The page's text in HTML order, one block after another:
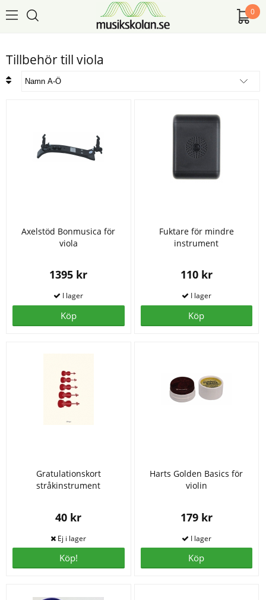
0
Tillbehör till viola
Axelstöd Bonmusica för
viola
1395 kr
Köp
Fuktare för mindre
instrument
110 kr
Köp
Gratulationskort
stråkinstrument
40 kr
Köp!
Harts Golden Basics för
violin
179 kr
Köp